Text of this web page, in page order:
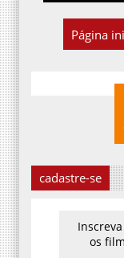
Página
cadastre-se
os